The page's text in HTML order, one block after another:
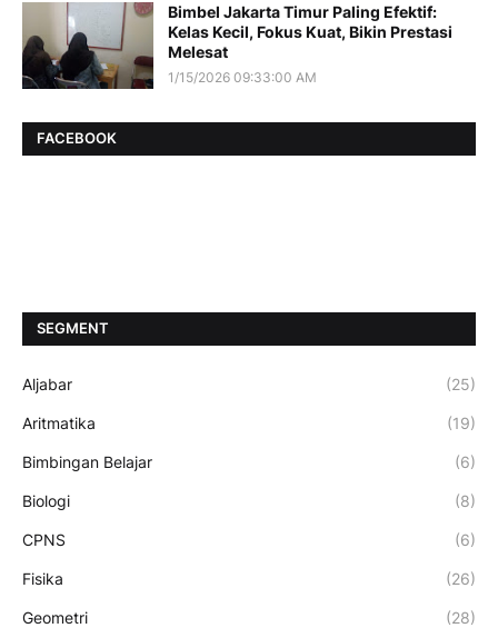
Bimbel Jakarta Timur Paling Efektif:
Kelas Kecil, Fokus Kuat, Bikin Prestasi
Melesat
1/15/2026 09:33:00 AM
FACEBOOK
SEGMENT
Aljabar (25)
Aritmatika (19)
Bimbingan Belajar (6)
Biologi (8)
CPNS (6)
Fisika (26)
Geometri (28)